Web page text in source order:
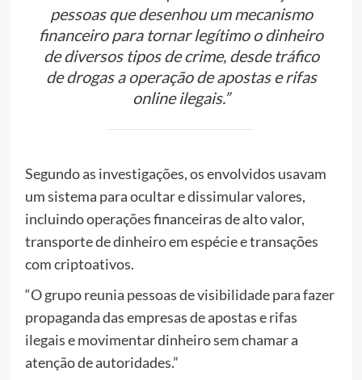
pessoas que desenhou um mecanismo
financeiro para tornar legítimo o dinheiro
de diversos tipos de crime, desde tráfico
de drogas a operação de apostas e rifas
online ilegais.”
Segundo as investigações, os envolvidos usavam
um sistema para ocultar e dissimular valores,
incluindo operações financeiras de alto valor,
transporte de dinheiro em espécie e transações
com criptoativos.
“O grupo reunia pessoas de visibilidade para fazer
propaganda das empresas de apostas e rifas
ilegais e movimentar dinheiro sem chamar a
atenção de autoridades.”